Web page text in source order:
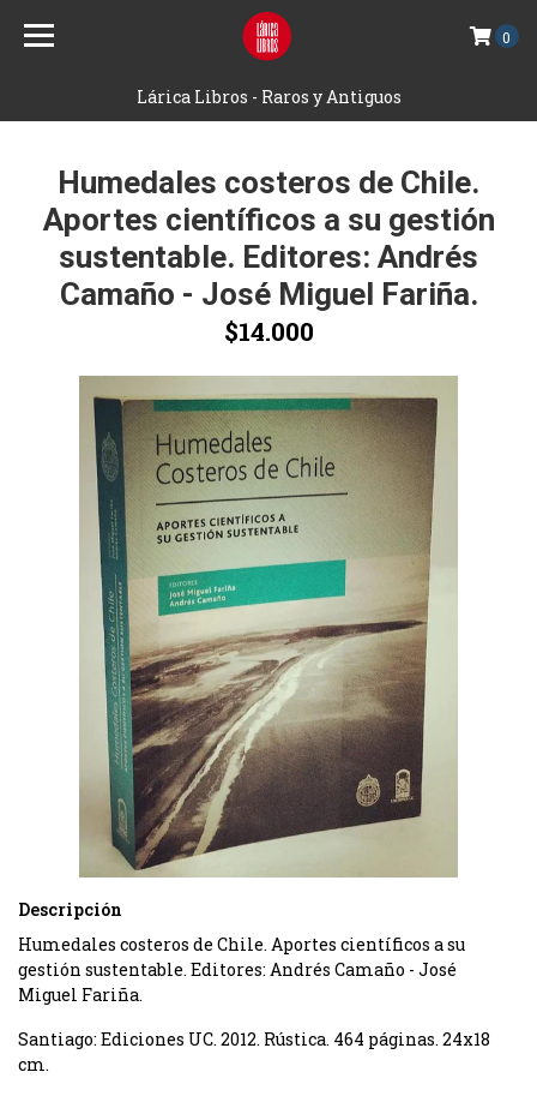
Lárica Libros - Raros y Antiguos
0
Humedales costeros de Chile.
Aportes cientí­ficos a su gestión
sustentable. Editores: Andrés
Camaño - José Miguel Fariña.
$14.000
Descripción
Humedales costeros de Chile. Aportes cientí­ficos a su
gestión sustentable. Editores: Andrés Camaño - José
Miguel Fariña.
Santiago: Ediciones UC. 2012. Rústica. 464 páginas. 24x18
cm.